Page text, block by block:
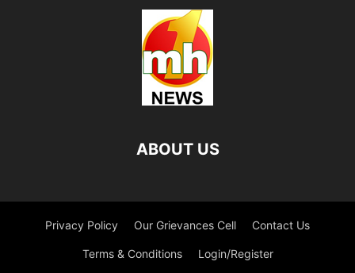
ABOUT US
Privacy Policy Our Grievances Cell Contact Us
Terms & Conditions Login/Register